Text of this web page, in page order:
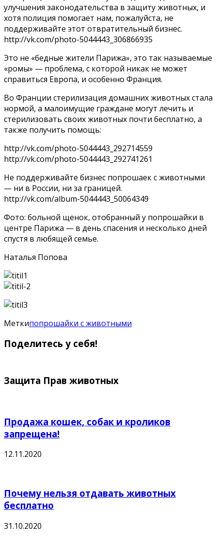
улучшения законодательства в защиту животных, и
хотя полиция помогает нам, пожалуйста, не
поддерживайте этот отвратительный бизнес.
http://vk.com/photo-5044443_306866935
Это не «бедные жители Парижа», это так называемые
«ромы» — проблема, с которой никак не может
справиться Европа, и особенно Франция.
Во Франции стерилизация домашних животных стала
нормой, а малоимущие граждане могут лечить и
стерилизовать своих животных почти бесплатно, а
также получить помощь:
http://vk.com/photo-5044443_292714559
http://vk.com/photo-5044443_292741261
Не поддерживайте бизнес попрошаек с животными
— ни в России, ни за границей.
http://vk.com/album-5044443_50064349
Фото: больной щенок, отобранный у попрошайки в
центре Парижа — в день спасения и несколько дней
спустя в любящей семье.
Наталья Попова
Меткипопрошайки с животными
Поделитесь у себя!
Защита Прав животных
Продажа кошек, собак и кроликов
запрещена!
12.11.2020
Почему нельзя отдавать животных
бесплатно
31.10.2020